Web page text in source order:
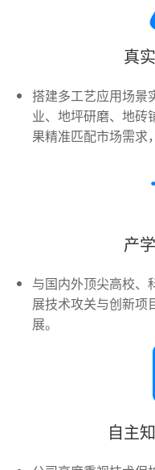
真
搭建多工艺应用场景
业、地坪研磨、地砖
果精准匹配市场需求
产
与国内外顶尖高校、
展技术攻关与创新项
展。
自主